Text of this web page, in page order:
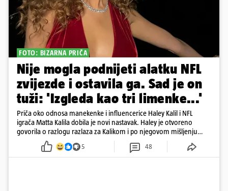
FOTO: BIZARNA PRIČA
Nije mogla podnijeti alatku NFL
zvijezde i ostavila ga. Sad je on
tuži: 'Izgleda kao tri limenke...'
Priča oko odnosa manekenke i influencerice Haley Kalil i NFL
igrača Matta Kalila dobila je novi nastavak. Haley je otvoreno
govorila o razlogu razlaza za Kalikom i po njegovom mišljenju
prešla granicu dobrog ukusa
5 48